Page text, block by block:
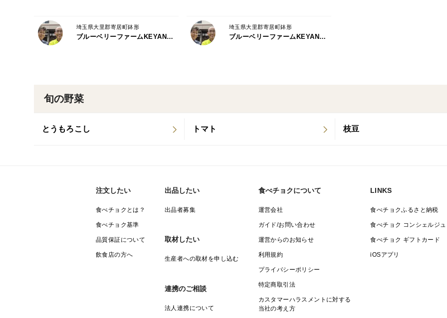
旬の野菜
とうもろこし トマト 枝豆
埼玉県大里郡寄居町鉢形
ブルーベリーファームKEYANOKI
埼玉県大里郡寄居町鉢形
ブルーベリーファームKEYANOKI
注文したい
食べチョクとは？
食べチョク基準
品質保証について
飲食店の方へ
出品したい
出品者募集
取材したい
生産者への取材を申し込む
連携のご相談
法人連携について
食べチョクについて
運営会社
ガイド/お問い合わせ
運営からのお知らせ
利用規約
プライバシーポリシー
特定商取引法
カスタマーハラスメントに対する
当社の考え方
LINKS
食べチョクふるさと納税
食べチョク コンシェルジュ
食べチョク ギフトカード
iOSアプリ